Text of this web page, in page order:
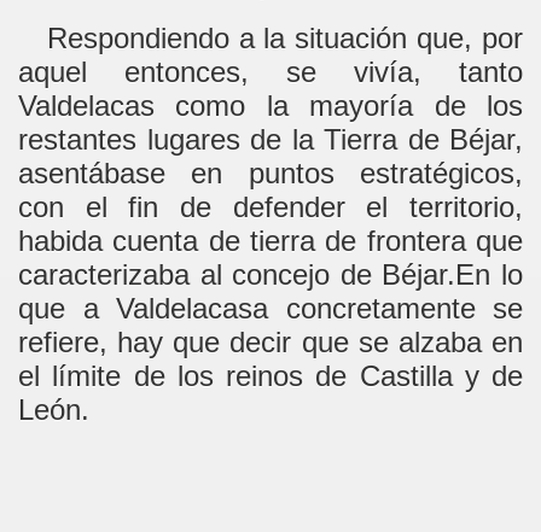
Respondiendo a la situación que, por
aquel entonces, se vivía, tanto
Valdelacas como la mayoría de los
restantes lugares de la Tierra de Béjar,
asentábase en puntos estratégicos,
con el fin de defender el territorio,
habida cuenta de tierra de frontera que
caracterizaba al concejo de Béjar.En lo
que a Valdelacasa concretamente se
refiere, hay que decir que se alzaba en
el límite de los reinos de Castilla y de
León.